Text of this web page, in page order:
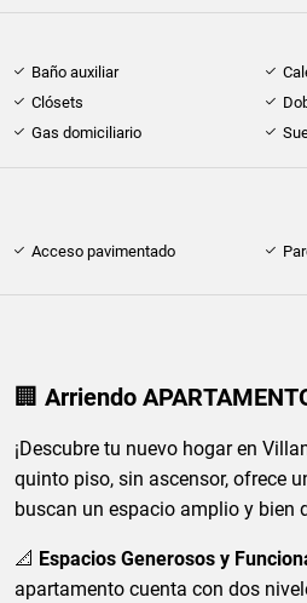
Baño auxiliar
Clósets
Gas domiciliario
Acceso pavimentado
🏢Arriendo
¡Descubre tu nuevo hogar en
quinto piso, sin ascensor, ofrece
buscan un espacio amplio y bien
📐 Espacios Generosos y
apartamento cuenta con dos